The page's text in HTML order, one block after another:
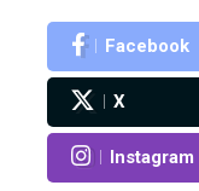
Facebook
X
Instagram